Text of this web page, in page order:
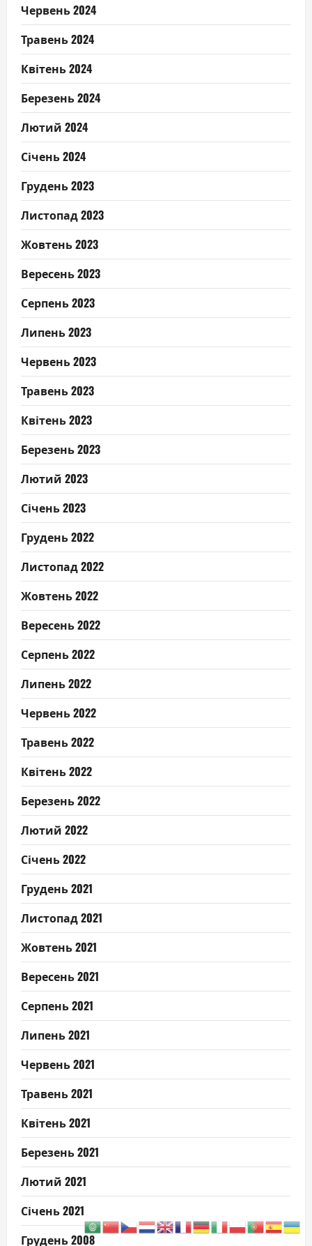
Червень 2024
Травень 2024
Квітень 2024
Березень 2024
Лютий 2024
Січень 2024
Грудень 2023
Листопад 2023
Жовтень 2023
Вересень 2023
Серпень 2023
Липень 2023
Червень 2023
Травень 2023
Квітень 2023
Березень 2023
Лютий 2023
Січень 2023
Грудень 2022
Листопад 2022
Жовтень 2022
Вересень 2022
Серпень 2022
Липень 2022
Червень 2022
Травень 2022
Квітень 2022
Березень 2022
Лютий 2022
Січень 2022
Грудень 2021
Листопад 2021
Жовтень 2021
Вересень 2021
Серпень 2021
Липень 2021
Червень 2021
Травень 2021
Квітень 2021
Березень 2021
Лютий 2021
Січень 2021
Грудень 2008